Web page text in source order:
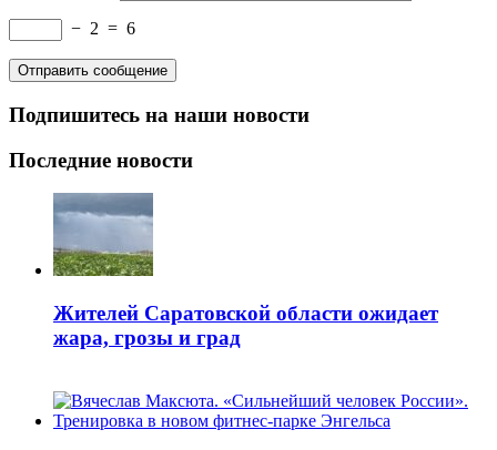
− 2 = 6
Подпишитесь на наши новости
Последние новости
Жителей Саратовской области ожидает
жара, грозы и град